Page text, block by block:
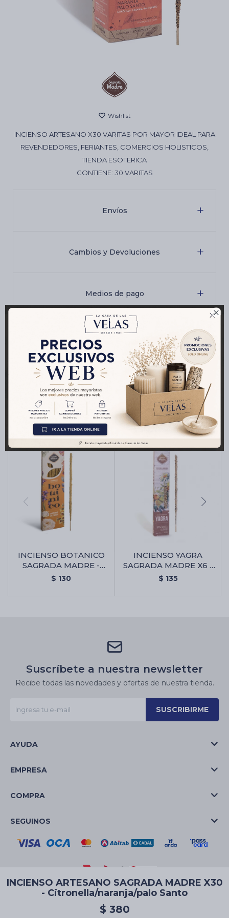

INCIENSO ARTESANO SAGRADA MADRE X30
- Citronella/naranja/palo Santo
$ 380
INCIENSO ARTESANO X30 VARITAS POR MAYOR IDEAL PARA
REVENDEDORES, FERIANTES, COMERCIOS HOLISTICOS,
TIENDA ESOTERICA
CONTIENE: 30 VARITAS
Envíos
Cambios y Devoluciones
Medios de pago
Características
Productos que te pueden interesar
INCIENSO BOTANICO
SAGRADA MADRE -
Gardenia/calendula
$ 130
INCIENSO YAGRA
SAGRADA MADRE X6 -
Manzanilla/olíbano
$ 135
Suscríbete a nuestra newsletter
Recibe todas las novedades y ofertas de nuestra tienda.
SUSCRIBIRME
AYUDA
EMPRESA
COMPRA
SEGUINOS
© Copyright 2026 / La Casa de las Velas
Artículos Esotéricos